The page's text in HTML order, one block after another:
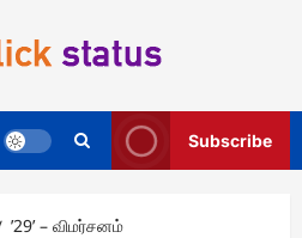
Subscribe
’29’ – விமர்சனம்